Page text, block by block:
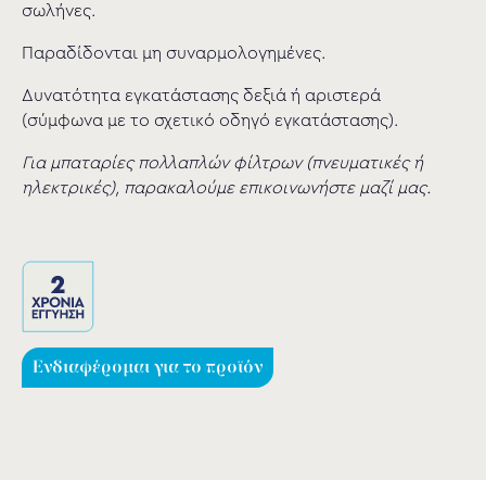
σωλήνες.
Παραδίδονται μη συναρμολογημένες.
Δυνατότητα εγκατάστασης δεξιά ή αριστερά
(σύμφωνα με το σχετικό οδηγό εγκατάστασης).
Για μπαταρίες πολλαπλών φίλτρων (πνευματικές ή
ηλεκτρικές), παρακαλούμε επικοινωνήστε μαζί μας.
Ενδιαφέρομαι για το προϊόν